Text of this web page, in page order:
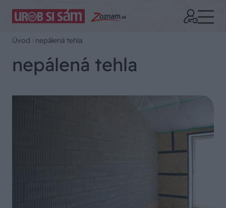
Úvod nepálená tehla
nepálená tehla